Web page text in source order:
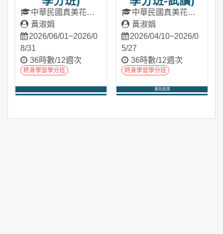
中華民國真美花藝
研究會
黃淑娟
2026/06/01~2026/0
8/31
36時數/12週次
終身學習學分班
中華民國真美花藝
研究會
黃淑娟
2026/04/10~2026/0
5/27
36時數/12週次
終身學習學分班
報名結束